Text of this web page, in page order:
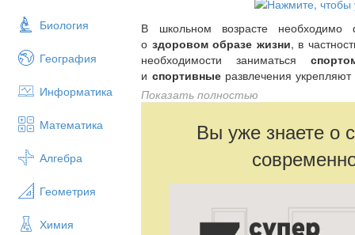
Биология
География
Информатика
Математика
Алгебра
Геометрия
Химия
В школьном возрасте необходимо
о здоровом образе жизни, в
необходимости заниматься
и спортивныеразвлечения укрепляют
помогают развитию двигательного
характера, ценные нравственные
активного и разумного отдыха.
: расширение
интереса к разным видам
Показать полностью
Вы уже знаете о